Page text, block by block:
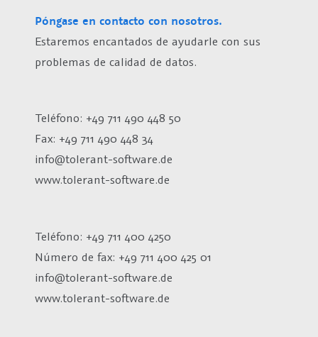
Póngase en contacto con nosotros.
Estaremos encantados de ayudarle con sus
problemas de calidad de datos.
Teléfono: +49 711 490 448 50
Fax: +49 711 490 448 34
info@tolerant-software.de
www.tolerant-software.de
Teléfono: +49 711 400 4250
Número de fax: +49 711 400 425 01
info@tolerant-software.de
www.tolerant-software.de